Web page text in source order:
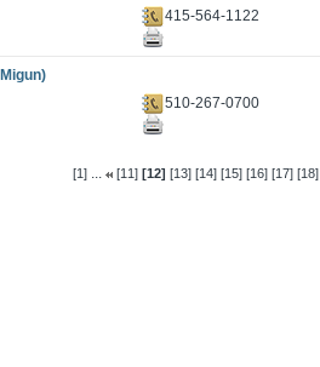
415-564-1122
510-267-0700
[1]... [11] [12] [13] [14] [15] [16] [17] [18]